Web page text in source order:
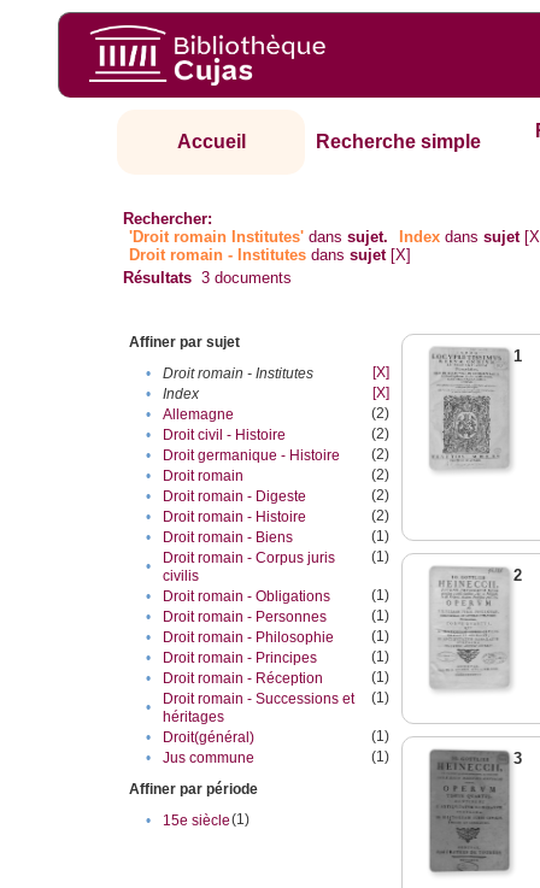
Accueil Recherche simple
Rechercher:
'Droit romain Institutes' danssujet. Index danssujet
Droit romain - Institutes danssujet [X]
Résultats 3 documents
Affiner par sujet
•
Droit romain - Institutes
[X]
•
Index
[X]
•
Allemagne
(2)
•
Droit civil - Histoire
(2)
•
Droit germanique - Histoire
(2)
•
Droit romain
(2)
•
Droit romain - Digeste
(2)
•
Droit romain - Histoire
(2)
•
Droit romain - Biens
(1)
•
Droit romain - Corpus juris
civilis
(1)
• Droit romain - Obligations
(1)
•
Droit romain - Personnes
(1)
•
Droit romain - Philosophie
(1)
•
Droit romain - Principes
(1)
•
Droit romain - Réception
(1)
•
Droit romain - Successions et
héritages
(1)
• Droit(général)
(1)
•
Jus commune
(1)
Affiner par période
•
15e siècle(1)
1
2
3